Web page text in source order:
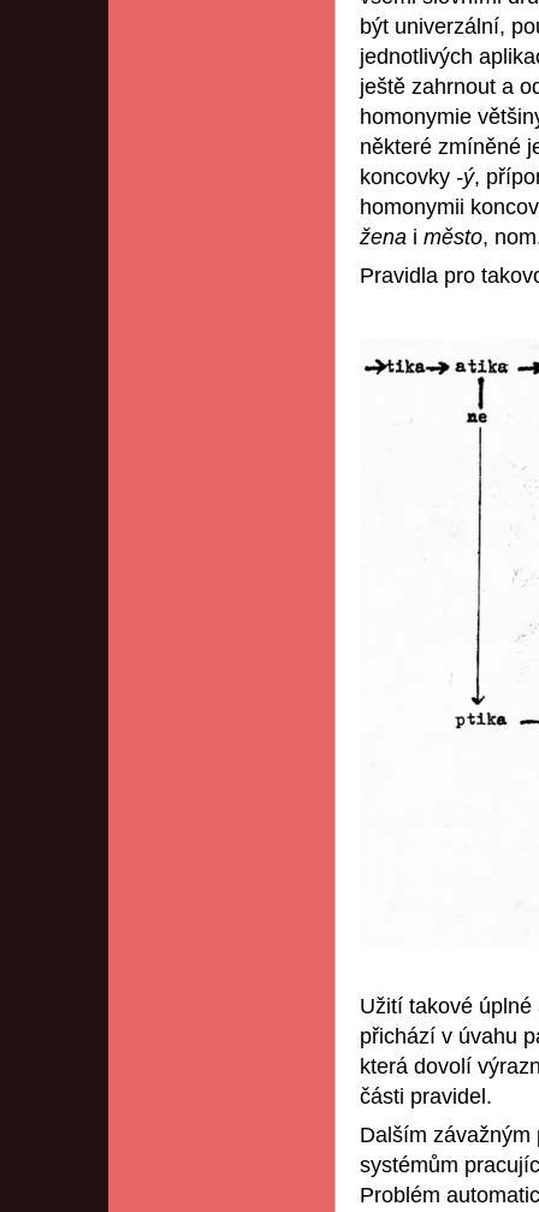
být univerzální,
jednotlivých
ještě zahrnout a
homonymie
některé zmíněné
koncovky -ý,
homonymii
žena i město,
Pravidla pro
Užití takové
přichází v úvahu
která dovolí
části pravidel.
Dalším závažným
systémům
Problém